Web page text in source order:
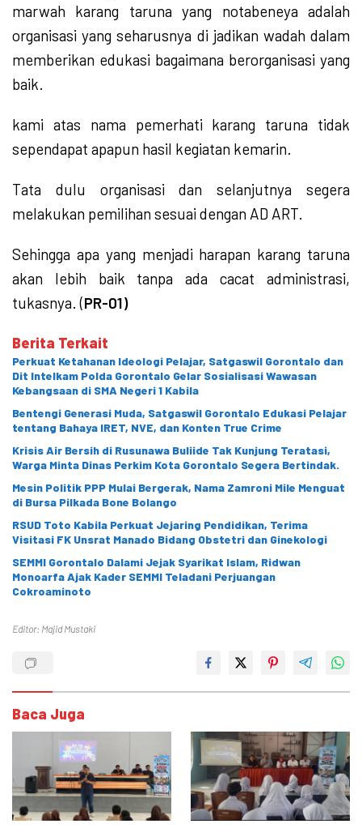
marwah karang taruna yang notabeneya adalah
organisasi yang seharusnya di jadikan wadah dalam
memberikan edukasi bagaimana berorganisasi yang
baik.
kami atas nama pemerhati karang taruna tidak
sependapat apapun hasil kegiatan kemarin.
Tata dulu organisasi dan selanjutnya segera
melakukan pemilihan sesuai dengan AD ART.
Sehingga apa yang menjadi harapan karang taruna
akan lebih baik tanpa ada cacat administrasi,
tukasnya. (PR-01)
Berita Terkait
Perkuat Ketahanan Ideologi Pelajar, Satgaswil Gorontalo dan
Dit Intelkam Polda Gorontalo Gelar Sosialisasi Wawasan
Kebangsaan di SMA Negeri 1 Kabila
Bentengi Generasi Muda, Satgaswil Gorontalo Edukasi Pelajar
tentang Bahaya IRET, NVE, dan Konten True Crime
Krisis Air Bersih di Rusunawa Buliide Tak Kunjung Teratasi,
Warga Minta Dinas Perkim Kota Gorontalo Segera Bertindak.
Mesin Politik PPP Mulai Bergerak, Nama Zamroni Mile Menguat
di Bursa Pilkada Bone Bolango
RSUD Toto Kabila Perkuat Jejaring Pendidikan, Terima
Visitasi FK Unsrat Manado Bidang Obstetri dan Ginekologi
SEMMI Gorontalo Dalami Jejak Syarikat Islam, Ridwan
Monoarfa Ajak Kader SEMMI Teladani Perjuangan
Cokroaminoto
Editor: Majid Mustaki
Baca Juga